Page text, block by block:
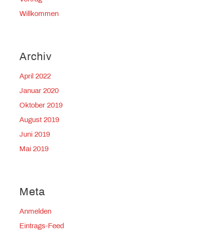
Willkommen
Archiv
April 2022
Januar 2020
Oktober 2019
August 2019
Juni 2019
Mai 2019
Meta
Anmelden
Eintrags-Feed